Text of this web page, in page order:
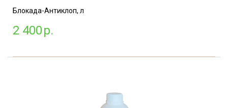
Блокада-Антиклоп, л
2 400р.